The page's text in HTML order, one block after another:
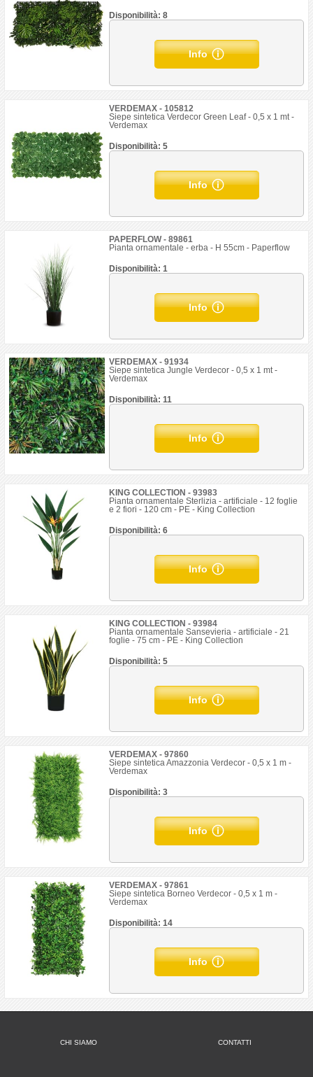
Disponibilità: 8
Info
VERDEMAX - 105812
Siepe sintetica Verdecor Green Leaf - 0,5 x 1 mt -
Verdemax
Disponibilità: 5
Info
PAPERFLOW - 89861
Pianta ornamentale - erba - H 55cm - Paperflow
Disponibilità: 1
Info
VERDEMAX - 91934
Siepe sintetica Jungle Verdecor - 0,5 x 1 mt -
Verdemax
Disponibilità: 11
Info
KING COLLECTION - 93983
Pianta ornamentale Sterlizia - artificiale - 12 foglie
e 2 fiori - 120 cm - PE - King Collection
Disponibilità: 6
Info
KING COLLECTION - 93984
Pianta ornamentale Sansevieria - artificiale - 21
foglie - 75 cm - PE - King Collection
Disponibilità: 5
Info
VERDEMAX - 97860
Siepe sintetica Amazzonia Verdecor - 0,5 x 1 m -
Verdemax
Disponibilità: 3
Info
VERDEMAX - 97861
Siepe sintetica Borneo Verdecor - 0,5 x 1 m -
Verdemax
Disponibilità: 14
Info
CHI SIAMO CONTATTI